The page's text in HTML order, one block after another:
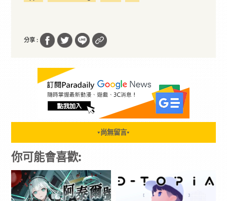
分享 :
▼ 尚無留言▼
你可能會喜歡: